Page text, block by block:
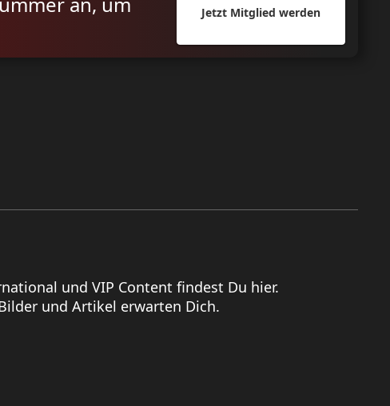
Jetzt Mitglied werden
und VIP Content findest Du hier.
und Artikel erwarten Dich.